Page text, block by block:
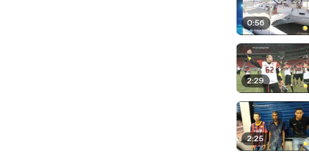
0:56
2:29
2:25